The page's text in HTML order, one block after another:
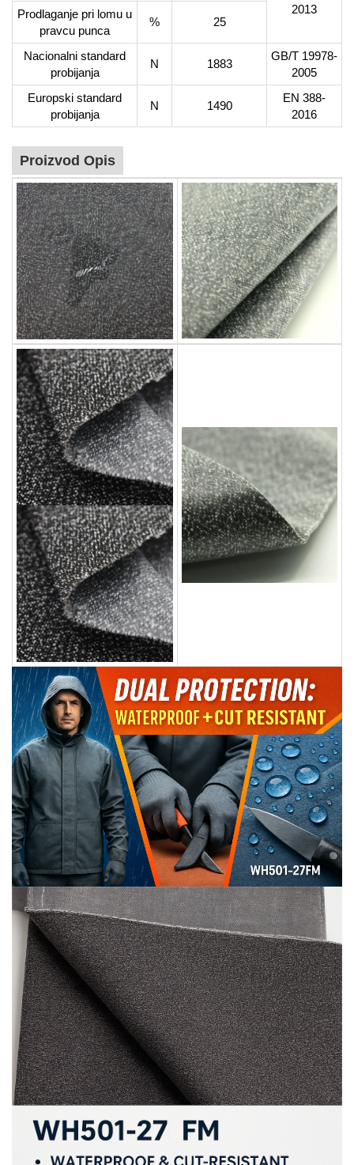
2013
Prodlaganje pri lomu u
pravcu punca
% 25
Nacionalni standard
probijanja
N 1883
GB/T 19978-
2005
Europski standard
probijanja
N 1490
EN 388-
2016
Proizvod Opis